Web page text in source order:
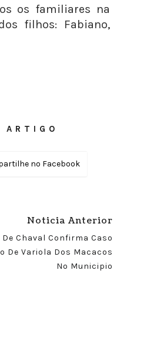
os familiares na
filhos: Fabiano,
no Facebook
Noticia Anterior
Chaval Confirma Caso
De Variola Dos Macacos
No Municipio